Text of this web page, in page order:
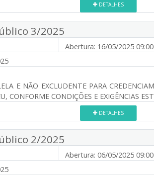
DETALHES
3/2025
Abertura: 16/05/2025 09:00
E NÃO EXCLUDENTE PARA
CONFORME CONDIÇÕES E EXIGÊNCIAS
DETALHES
2/2025
Abertura: 06/05/2025 09:00